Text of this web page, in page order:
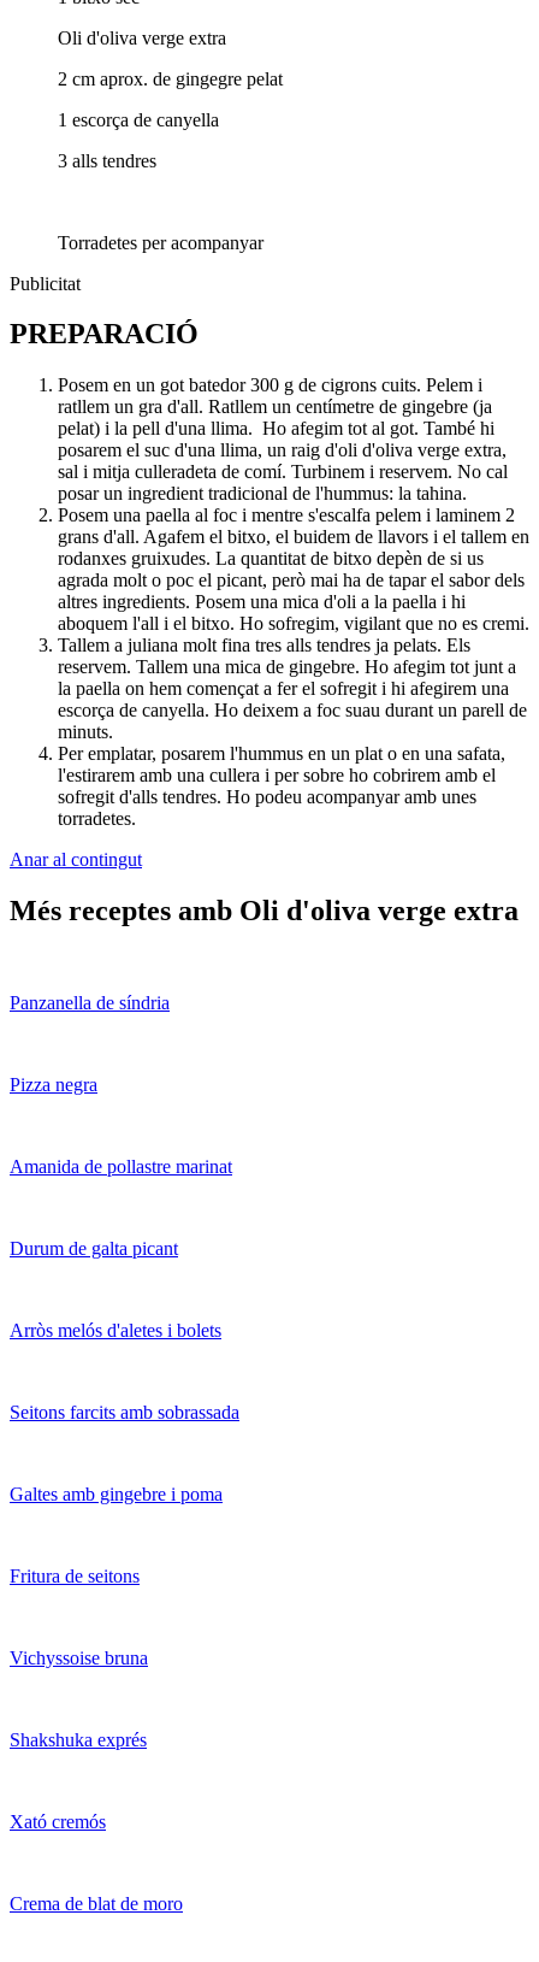
Oli d'oliva verge extra
2 cm aprox. de gingegre pelat
1 escorça de canyella
3 alls tendres
Torradetes per acompanyar
Publicitat
PREPARACIÓ
Posem en un got batedor 300 g de cigrons cuits. Pelem i
ratllem un gra d'all. Ratllem un centímetre de gingebre (ja
pelat) i la pell d'una llima. Ho afegim tot al got. També hi
posarem el suc d'una llima, un raig d'oli d'oliva verge extra,
sal i mitja culleradeta de comí. Turbinem i reservem. No cal
posar un ingredient tradicional de l'hummus: la tahina.
Posem una paella al foc i mentre s'escalfa pelem i laminem 2
grans d'all. Agafem el bitxo, el buidem de llavors i el tallem en
rodanxes gruixudes. La quantitat de bitxo depèn de si us
agrada molt o poc el picant, però mai ha de tapar el sabor dels
altres ingredients. Posem una mica d'oli a la paella i hi
aboquem l'all i el bitxo. Ho sofregim, vigilant que no es cremi.
Tallem a juliana molt fina tres alls tendres ja pelats. Els
reservem. Tallem una mica de gingebre. Ho afegim tot junt a
la paella on hem començat a fer el sofregit i hi afegirem una
escorça de canyella. Ho deixem a foc suau durant un parell de
minuts.
Per emplatar, posarem l'hummus en un plat o en una safata,
l'estirarem amb una cullera i per sobre ho cobrirem amb el
sofregit d'alls tendres. Ho podeu acompanyar amb unes
torradetes.
Anar al contingut
Més receptes amb Oli d'oliva verge extra
Panzanella de síndria
Pizza negra
Amanida de pollastre marinat
Durum de galta picant
Arròs melós d'aletes i bolets
Seitons farcits amb sobrassada
Galtes amb gingebre i poma
Fritura de seitons
Vichyssoise bruna
Shakshuka exprés
Xató cremós
Crema de blat de moro